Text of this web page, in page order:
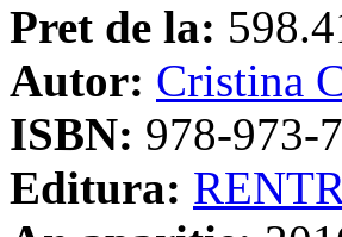
Pret de la:
Autor: Cristina
ISBN: 978-973-
Editura: